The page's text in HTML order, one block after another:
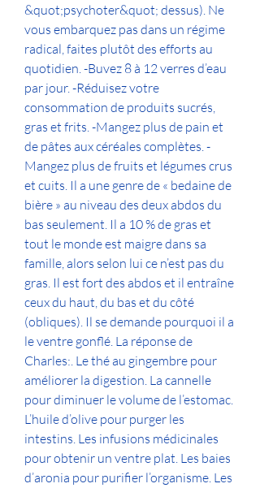
&quot;psychoter&quot; dessus). Ne
vous embarquez pas dans un régime
radical, faites plutôt des efforts au
quotidien. -Buvez 8 à 12 verres d’eau
par jour. -Réduisez votre
consommation de produits sucrés,
gras et frits. -Mangez plus de pain et
de pâtes aux céréales complètes. -
Mangez plus de fruits et légumes crus
et cuits. Il a une genre de « bedaine de
bière » au niveau des deux abdos du
bas seulement. Il a 10 % de gras et
tout le monde est maigre dans sa
famille, alors selon lui ce n’est pas du
gras. Il est fort des abdos et il entraîne
ceux du haut, du bas et du côté
(obliques). Il se demande pourquoi il a
le ventre gonflé. La réponse de
Charles:. Le thé au gingembre pour
améliorer la digestion. La cannelle
pour diminuer le volume de l’estomac.
L’huile d’olive pour purger les
intestins. Les infusions médicinales
pour obtenir un ventre plat. Les baies
d’aronia pour purifier l’organisme. Les